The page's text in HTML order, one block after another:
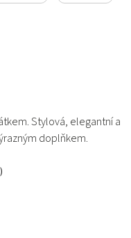
Stylová, elegantní a
doplňkem.
)